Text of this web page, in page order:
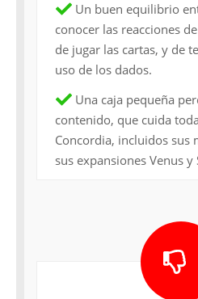
Un buen equilibrio
conocer las reacciones
de jugar las cartas, y de
uso de los dados.
Una caja pequeña
contenido, que cuida
Concordia, incluidos sus
sus expansiones Venus y